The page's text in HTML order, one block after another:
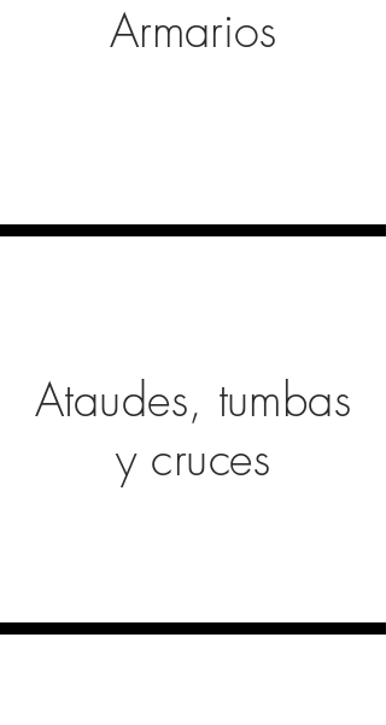
Armarios
Ataudes, tumbas
y cruces